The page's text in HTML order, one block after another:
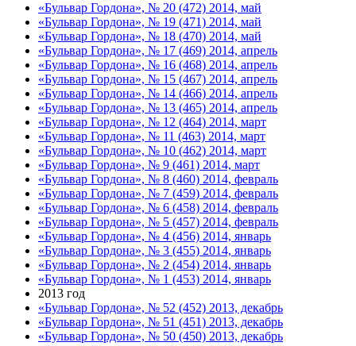
«Бульвар Гордона», № 20 (472) 2014, май
«Бульвар Гордона», № 19 (471) 2014, май
«Бульвар Гордона», № 18 (470) 2014, май
«Бульвар Гордона», № 17 (469) 2014, апрель
«Бульвар Гордона», № 16 (468) 2014, апрель
«Бульвар Гордона», № 15 (467) 2014, апрель
«Бульвар Гордона», № 14 (466) 2014, апрель
«Бульвар Гордона», № 13 (465) 2014, апрель
«Бульвар Гордона», № 12 (464) 2014, март
«Бульвар Гордона», № 11 (463) 2014, март
«Бульвар Гордона», № 10 (462) 2014, март
«Бульвар Гордона», № 9 (461) 2014, март
«Бульвар Гордона», № 8 (460) 2014, февраль
«Бульвар Гордона», № 7 (459) 2014, февраль
«Бульвар Гордона», № 6 (458) 2014, февраль
«Бульвар Гордона», № 5 (457) 2014, февраль
«Бульвар Гордона», № 4 (456) 2014, январь
«Бульвар Гордона», № 3 (455) 2014, январь
«Бульвар Гордона», № 2 (454) 2014, январь
«Бульвар Гордона», № 1 (453) 2014, январь
2013 год
«Бульвар Гордона», № 52 (452) 2013, декабрь
«Бульвар Гордона», № 51 (451) 2013, декабрь
«Бульвар Гордона», № 50 (450) 2013, декабрь